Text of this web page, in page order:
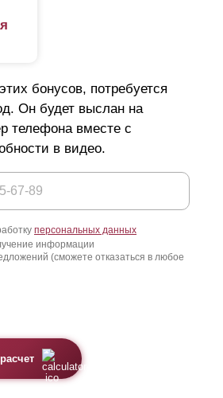
бонусов, потребуется
Он будет выслан на
телефона вместе с
в видео.
персональных данных
информации
(сможете отказаться в любое